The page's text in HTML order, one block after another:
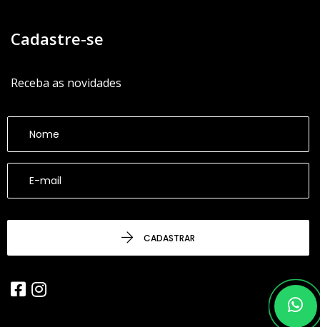
Cadastre-se
Receba as novidades
CADASTRAR